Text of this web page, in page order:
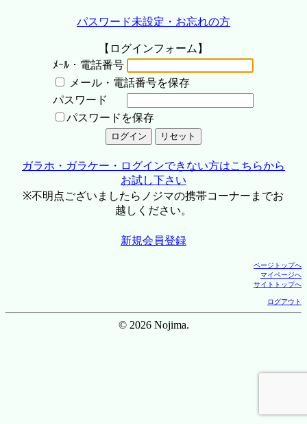
パスワード未設定・お忘れの方
【ログインフォーム】
ﾒｰﾙ・電話番号
メール・電話番号を保存
パスワード
パスワードを保存
ガラホ・ガラケー・ログインできない方はこちらから
お試し下さい
※不明点ございましたらノジマの携帯コーナーまでお
越しください。
新規会員登録
ページトップへ
マイページへ
サイトトップへ
ログアウト
© 2026 Nojima.